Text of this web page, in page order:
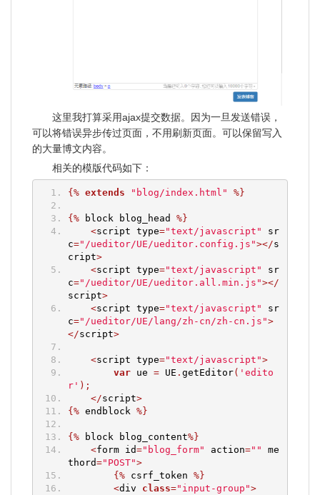
这里我打算采用ajax提交数据。因为一旦发送错误，
可以将错误异步传过页面，不用刷新页面。可以保留写入
的大量博文内容。
相关的模版代码如下：
{% extends "blog/index.html" %}
{% block blog_head %}
<script type="text/javascript" sr
c="/ueditor/UE/ueditor.config.js"></s
cript>
<script type="text/javascript" sr
c="/ueditor/UE/ueditor.all.min.js"></
script>
<script type="text/javascript" sr
c="/ueditor/UE/lang/zh-cn/zh-cn.js">
</script>
<script type="text/javascript">
var ue = UE . getEditor( 'edito
r' );
</script>
{% endblock %}
{% block blog_content%}
<form id="blog_form" action="" me
thord="POST">
{% csrf_token %}
<div class="input-group">